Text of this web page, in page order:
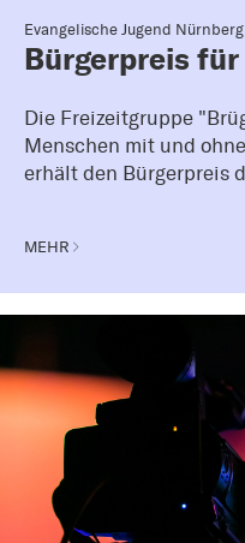
Evangelische Jugend Nürnberg
Bürgerpreis
Die Freizeitgruppe
Menschen mit und
erhält den Bürgerpreis
MEHR